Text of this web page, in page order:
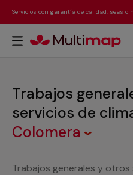
Servicios con garantía de calidad, seas o
Trabajos
servicios de
Colomera
Trabajos generales y